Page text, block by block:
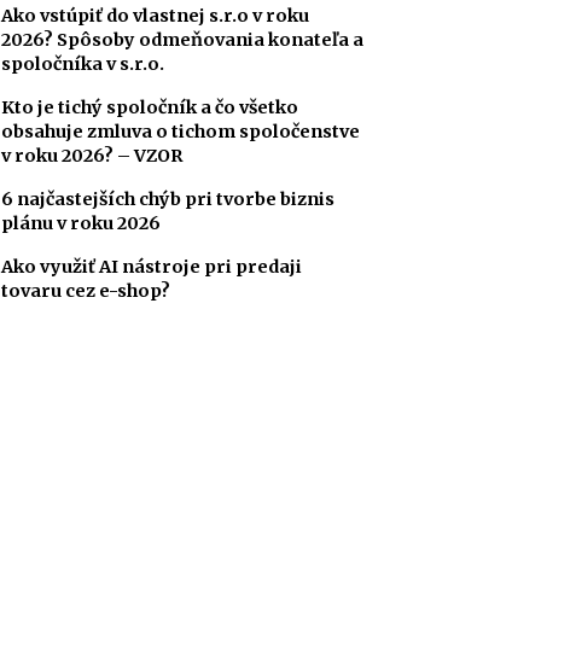
Ako vstúpiť do vlastnej s.r.o v roku
2026? Spôsoby odmeňovania konateľa a
spoločníka v s.r.o.
Kto je tichý spoločník a čo všetko
obsahuje zmluva o tichom spoločenstve
v roku 2026? – VZOR
6 najčastejších chýb pri tvorbe biznis
plánu v roku 2026
Ako využiť AI nástroje pri predaji
tovaru cez e-shop?